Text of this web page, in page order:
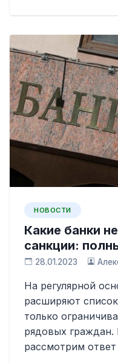
НОВОСТИ
Какие банки
санкции:
28.01.2023
На регулярной
расширяют
только
рядовых
рассмотрим